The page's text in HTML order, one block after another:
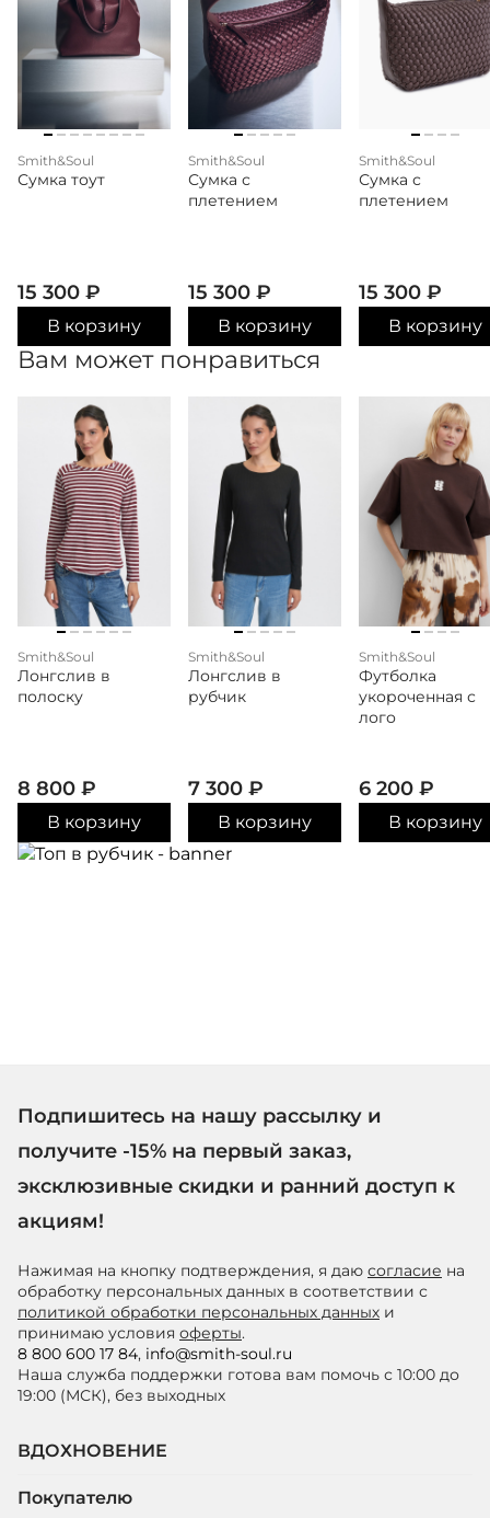
Smith&Soul
Сумка тоут
15 300 ₽
В корзину
Smith&Soul
Сумка с
плетением
15 300 ₽
В корзину
Smith&Soul
Сумка с
плетением
15 300 ₽
В корзину
Вам может понравиться
Smith&Soul
Лонгслив в
полоску
8 800 ₽
В корзину
Smith&Soul
Лонгслив в
рубчик
7 300 ₽
В корзину
Smith&Soul
Футболка
укороченная с
лого
6 200 ₽
В корзину
Подпишитесь на нашу рассылку и
получите -15% на первый заказ,
эксклюзивные скидки и ранний доступ к
акциям!
Нажимая на кнопку подтверждения, я даю согласие на
обработку персональных данных в соответствии с
политикой обработки персональных данных и
принимаю условия оферты.
8 800 600 17 84, info@smith-soul.ru
Наша служба поддержки готова вам помочь с 10:00 до
19:00 (МСК), без выходных
ВДОХНОВЕНИЕ
Покупателю